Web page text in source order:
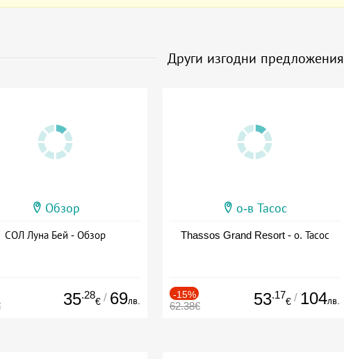
Други изгодни предложения
Обзор
СОЛ Луна Бей - Обзор
35.28
€ / 69лв.
о-в Тасос
Thassos Grand Resort - о. Тасос
-15%
62.38€ 53.17
€ / 104лв.